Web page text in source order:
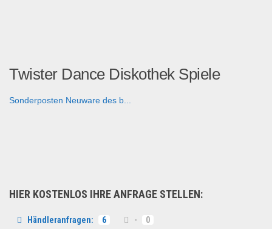
Twister Dance Diskothek Spiele
Sonderposten Neuware des b...
HIER KOSTENLOS IHRE ANFRAGE STELLEN:
Händleranfragen: 6 - 0